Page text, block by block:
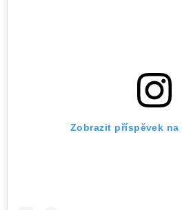
Zobrazit příspěvek na